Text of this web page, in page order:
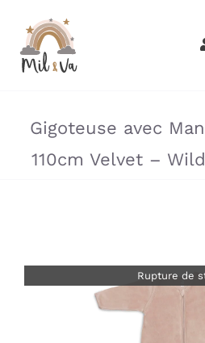
contenu
Gigoteuse avec
110cm Velvet –
Rupture de